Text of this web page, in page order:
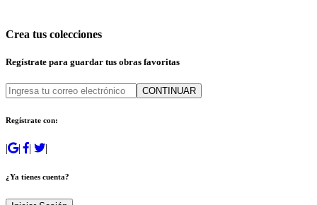
Crea tus colecciones
Regístrate para guardar tus obras favoritas
CONTINUAR
Regístrate con:
| | | |
¿Ya tienes cuenta?